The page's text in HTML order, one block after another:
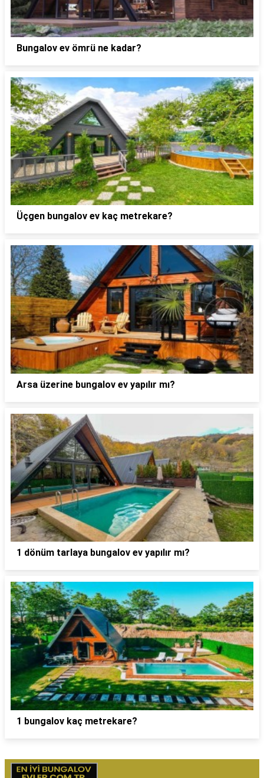
Bungalov ev ömrü ne kadar?
Üçgen bungalov ev kaç metrekare?
Arsa üzerine bungalov ev yapılır mı?
1 dönüm tarlaya bungalov ev yapılır mı?
1 bungalov kaç metrekare?